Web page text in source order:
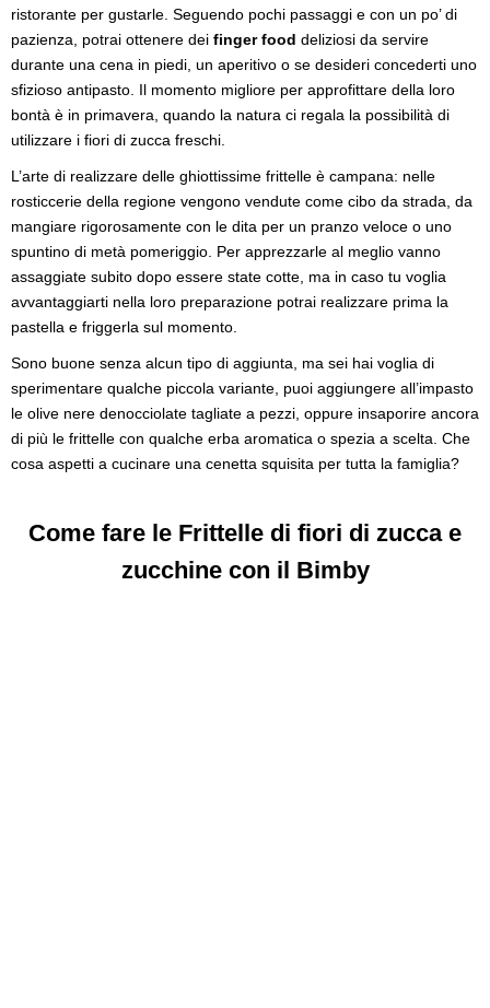
ristorante per gustarle. Seguendo pochi passaggi e con un po’ di
pazienza, potrai ottenere dei finger food deliziosi da servire
durante una cena in piedi, un aperitivo o se desideri concederti uno
sfizioso antipasto. Il momento migliore per approfittare della loro
bontà è in primavera, quando la natura ci regala la possibilità di
utilizzare i fiori di zucca freschi.
L’arte di realizzare delle ghiottissime frittelle è campana: nelle
rosticcerie della regione vengono vendute come cibo da strada, da
mangiare rigorosamente con le dita per un pranzo veloce o uno
spuntino di metà pomeriggio. Per apprezzarle al meglio vanno
assaggiate subito dopo essere state cotte, ma in caso tu voglia
avvantaggiarti nella loro preparazione potrai realizzare prima la
pastella e friggerla sul momento.
Sono buone senza alcun tipo di aggiunta, ma sei hai voglia di
sperimentare qualche piccola variante, puoi aggiungere all’impasto
le olive nere denocciolate tagliate a pezzi, oppure insaporire ancora
di più le frittelle con qualche erba aromatica o spezia a scelta. Che
cosa aspetti a cucinare una cenetta squisita per tutta la famiglia?
Come fare le Frittelle di fiori di zucca e
zucchine con il Bimby